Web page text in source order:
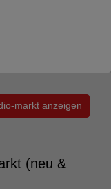
markt anzeigen
(neu &